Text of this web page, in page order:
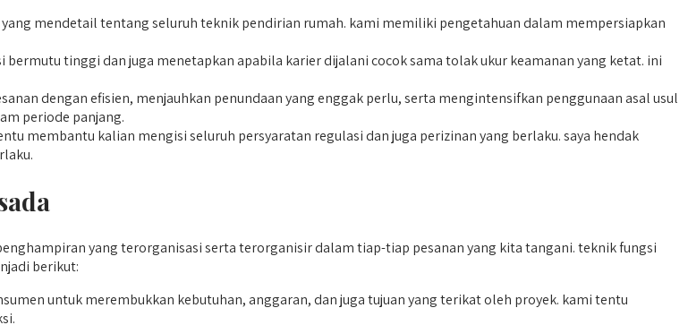
mendetail tentang seluruh teknik pendirian rumah. kami memiliki pengetahuan dalam mempersiapkan
tinggi dan juga menetapkan apabila karier dijalani cocok sama tolak ukur keamanan yang ketat. ini
dengan efisien, menjauhkan penundaan yang enggak perlu, serta mengintensifkan penggunaan asal usul
periode panjang.
membantu kalian mengisi seluruh persyaratan regulasi dan juga perizinan yang berlaku. saya hendak
yang terorganisasi serta terorganisir dalam tiap-tiap pesanan yang kita tangani. teknik fungsi
berikut:
untuk merembukkan kebutuhan, anggaran, dan juga tujuan yang terikat oleh proyek. kami tentu